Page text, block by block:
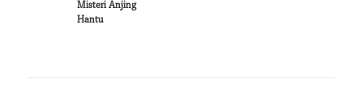
i
n
pojok dunia. Ruang kelas saya
Misteri Anjing
Hantu